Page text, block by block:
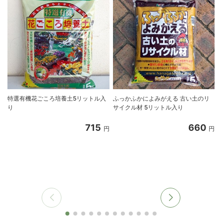
特選有機花ごころ培養土5リットル入
り
715 円
ふっかふかによみがえる 古い土のリ
サイクル材 5リットル入り
660 円